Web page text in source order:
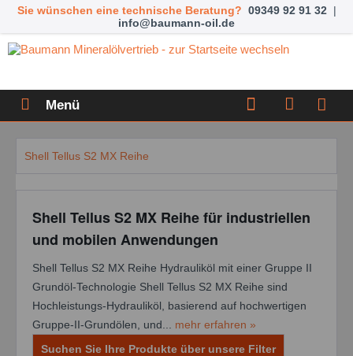
Sie wünschen eine technische Beratung? 09349 92 91 32 |
info@baumann-oil.de
Menü
Shell Tellus S2 MX Reihe
Shell Tellus S2 MX Reihe für industriellen
und mobilen Anwendungen
Shell Tellus S2 MX Reihe Hydrauliköl mit einer Gruppe II
Grundöl-Technologie Shell Tellus S2 MX Reihe sind
Hochleistungs-Hydrauliköl, basierend auf hochwertigen
Gruppe-II-Grundölen, und... mehr erfahren »
Suchen Sie Ihre Produkte über unsere Filter